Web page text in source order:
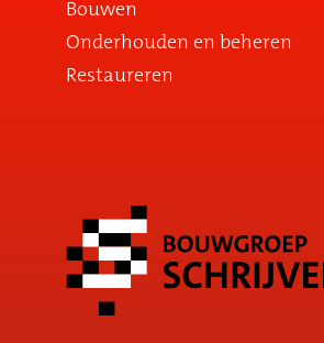
Bouwen
Onderhouden en beheren
Restaureren